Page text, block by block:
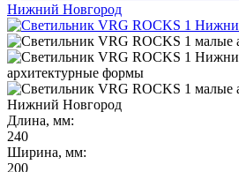
Длина, мм:
240
Ширина, мм:
200